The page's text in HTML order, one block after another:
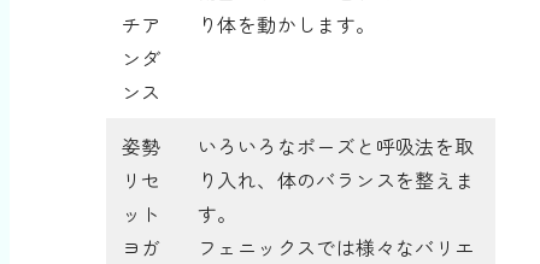
チア
ンダ
ンス
り体を動かします。
姿勢
リセ
ット
ヨガ
いろいろなポーズと呼吸法を取
り入れ、体のバランスを整えま
す。
フェニックスでは様々なバリエ